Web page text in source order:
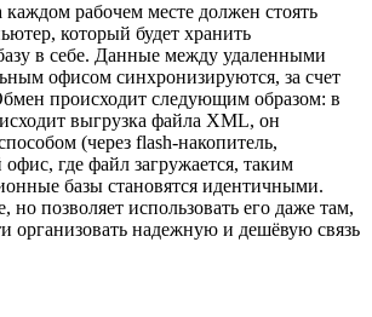
рабочем месте должен стоять
который будет хранить
в себе. Данные между удаленными
офисом синхронизируются, за счет
происходит следующим образом: в
выгрузка файла XML, он
(через flash-накопитель,
где файл загружается, таким
базы становятся идентичными.
но позволяет использовать его даже там,
организовать надежную и дешёвую связь